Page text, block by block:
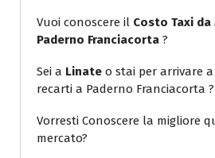
Vuoi conoscere il Costo Taxi
Paderno Franciacorta ?
Sei a Linate o stai per arrivare a
recarti a Paderno Franciacorta ?
Vorresti Conoscere la migliore
mercato?